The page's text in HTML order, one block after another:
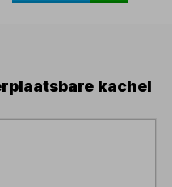
kachel